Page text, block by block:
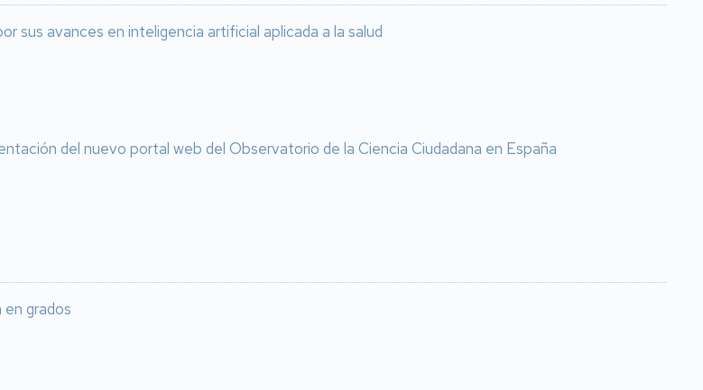
sus avances en inteligencia artificial aplicada a la salud
del nuevo portal web del Observatorio de la Ciencia Ciudadana en España
en grados